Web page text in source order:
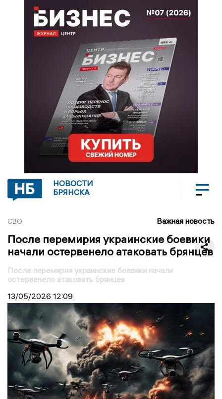
НОВОСТИ
БРЯНСКА
СВО Важная новость
После перемирия украинские боевики
начали остервенело атаковать брянцев
После перемирия украинские боевики начали
остервенело атаковать брянцев
13/05/2026 12:09